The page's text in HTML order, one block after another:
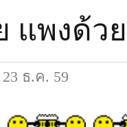
แพงด้ว
ธ.ค. 59